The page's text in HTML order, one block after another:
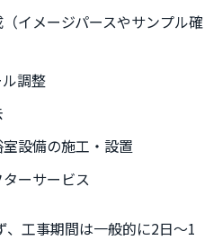
イメージパースやサンプル確
調整
設備の施工・設置
ーサービス
工事期間は一般的に2日～1